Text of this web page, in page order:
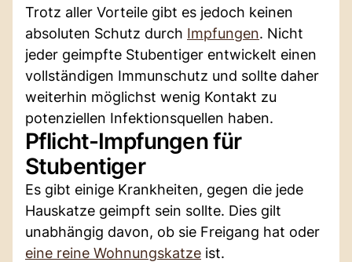
Trotz aller Vorteile gibt es jedoch keinen
absoluten Schutz durch Impfungen. Nicht
jeder geimpfte Stubentiger entwickelt einen
vollständigen Immunschutz und sollte daher
weiterhin möglichst wenig Kontakt zu
potenziellen Infektionsquellen haben.
Pflicht-Impfungen für
Stubentiger
Es gibt einige Krankheiten, gegen die jede
Hauskatze geimpft sein sollte. Dies gilt
unabhängig davon, ob sie Freigang hat oder
eine reine Wohnungskatze ist.